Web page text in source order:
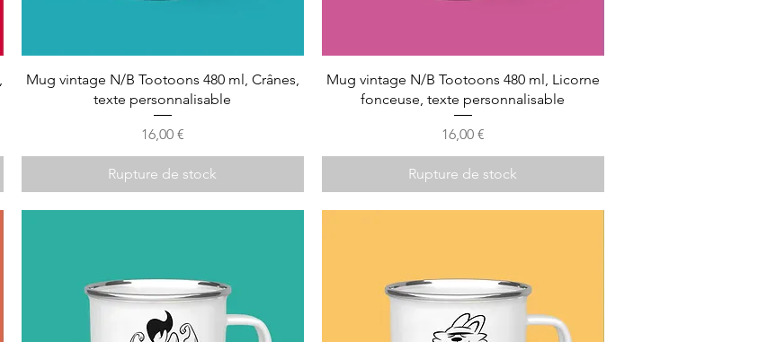
Mug vintage N/B Tootoons 480 ml, Crânes,
texte personnalisable
Prix
16,00 €
Rupture de stock
Mug vintage N/B Tootoons 480 ml, Licorne
fonceuse, texte personnalisable
Prix
16,00 €
Rupture de stock